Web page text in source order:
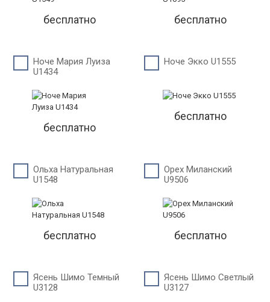
бесплатно бесплатно
Ноче Мария Луиза
U1434
бесплатно
Ноче Экко U1555
бесплатно
Ольха Натуральная
U1548
бесплатно
Орех Миланский
U9506
бесплатно
Ясень Шимо Темный
U3128
Ясень Шимо Светлый
U3127